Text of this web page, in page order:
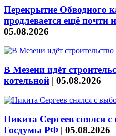
Перекрытие Обводного
продлевается ещё почти
05.08.2026
В Мезени идёт
котельной | 05.08.2026
Никита Сергеев снялся с
Госдумы РФ | 05.08.2026